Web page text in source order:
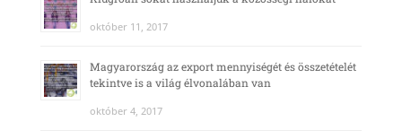
október 11, 2017
Magyarország az export mennyiségét és összetételét
tekintve is a világ élvonalában van
október 4, 2017